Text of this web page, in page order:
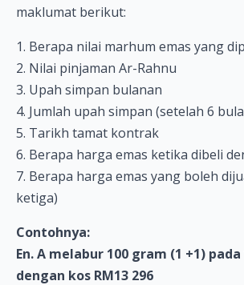
maklumat berikut:
1. Berapa nilai marhum emas yang
2. Nilai pinjaman Ar-Rahnu
3. Upah simpan bulanan
4. Jumlah upah simpan (setelah 6
5. Tarikh tamat kontrak
6. Berapa harga emas ketika dibeli
7. Berapa harga emas yang boleh
ketiga)
Contohnya:
En. A melabur 100 gram (1 +1) pada
dengan kos RM13 296